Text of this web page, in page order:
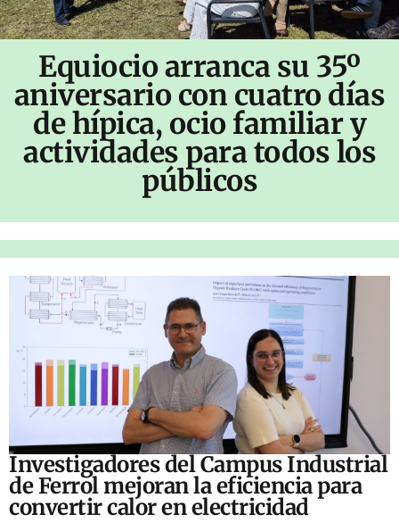
Equiocio arranca su 35º
aniversario con cuatro días
de hípica, ocio familiar y
actividades para todos los
públicos
Investigadores del Campus Industrial
de Ferrol mejoran la eficiencia para
convertir calor en electricidad